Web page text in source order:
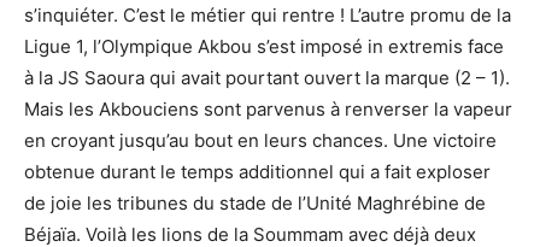
s’inquiéter. C’est le métier qui rentre ! L’autre promu de la
Ligue 1, l’Olympique Akbou s’est imposé in extremis face
à la JS Saoura qui avait pourtant ouvert la marque (2 – 1).
Mais les Akbouciens sont parvenus à renverser la vapeur
en croyant jusqu’au bout en leurs chances. Une victoire
obtenue durant le temps additionnel qui a fait exploser
de joie les tribunes du stade de l’Unité Maghrébine de
Béjaïa. Voilà les lions de la Soummam avec déjà deux